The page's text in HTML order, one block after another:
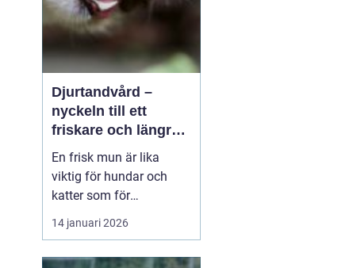
Väx...
Djurtandvård –
nyckeln till ett
friskare och längre
liv för hund och katt
En frisk mun är lika
viktig för hundar och
katter som för
människor. Ändå
hamnar tänderna ofta
14 januari 2026